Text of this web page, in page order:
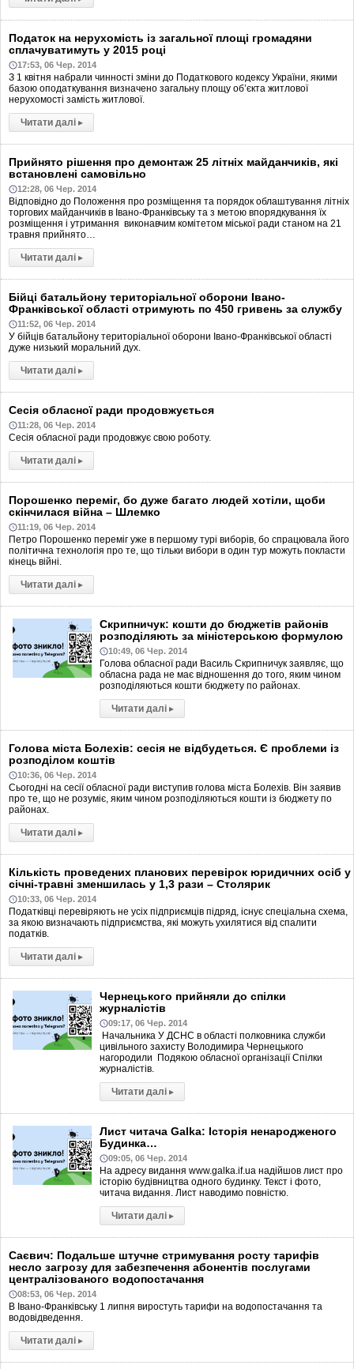
Податок на нерухомість із загальної площі громадяни
сплачуватимуть у 2015 році
17:53, 06 Чер. 2014
З 1 квітня набрали чинності зміни до Податкового кодексу України, якими
базою оподаткування визначено загальну площу об’єкта житлової
нерухомості замість житлової.
Читати далі ▸
Прийнято рішення про демонтаж 25 літніх майданчиків, які
встановлені самовільно
12:28, 06 Чер. 2014
Відповідно до Положення про розміщення та порядок облаштування літніх
торгових майданчиків в Івано-Франківську та з метою впорядкування їх
розміщення і утримання виконавчим комітетом міської ради станом на 21
травня прийнято…
Читати далі ▸
Бійці батальйону територіальної оборони Івано-
Франківської області отримують по 450 гривень за службу
11:52, 06 Чер. 2014
У бійців батальйону територіальної оборони Івано-Франківської області
дуже низький моральний дух.
Читати далі ▸
Сесія обласної ради продовжується
11:28, 06 Чер. 2014
Сесія обласної ради продовжує свою роботу.
Читати далі ▸
Порошенко переміг, бо дуже багато людей хотіли, щоби
скінчилася війна – Шлемко
11:19, 06 Чер. 2014
Петро Порошенко переміг уже в першому турі виборів, бо спрацювала його
політична технологія про те, що тільки вибори в один тур можуть покласти
кінець війні.
Читати далі ▸
Скрипничук: кошти до бюджетів районів
розподіляють за міністерською формулою
10:49, 06 Чер. 2014
Голова обласної ради Василь Скрипничук заявляє, що
обласна рада не має відношення до того, яким чином
розподіляються кошти бюджету по районах.
Читати далі ▸
Голова міста Болехів: сесія не відбудеться. Є проблеми із
розподілом коштів
10:36, 06 Чер. 2014
Сьогодні на сесії обласної ради виступив голова міста Болехів. Він заявив
про те, що не розуміє, яким чином розподіляються кошти із бюджету по
районах.
Читати далі ▸
Кількість проведених планових перевірок юридичних осіб у
січні-травні зменшилась у 1,3 рази – Столярик
10:33, 06 Чер. 2014
Податківці перевіряють не усіх підприємців підряд, існує спеціальна схема,
за якою визначають підприємства, які можуть ухилятися від спалити
податків.
Читати далі ▸
Чернецького прийняли до спілки
журналістів
09:17, 06 Чер. 2014
Начальника У ДСНС в області полковника служби
цивільного захисту Володимира Чернецького
нагородили Подякою обласної організації Cпілки
журналістів.
Читати далі ▸
Лист читача Galka: Історія ненародженого
Будинка…
09:05, 06 Чер. 2014
На адресу видання www.galka.if.ua надійшов лист про
історію будівництва одного будинку. Текст і фото,
читача видання. Лист наводимо повністю.
Читати далі ▸
Саєвич: Подальше штучне стримування росту тарифів
несло загрозу для забезпечення абонентів послугами
централізованого водопостачання
08:53, 06 Чер. 2014
В Івано-Франківську 1 липня виростуть тарифи на водопостачання та
водовідведення.
Читати далі ▸